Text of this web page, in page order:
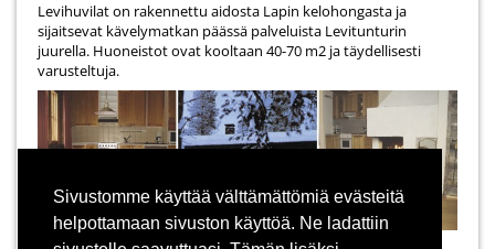
Sivustomme käyttää välttämättömiä evästeitä
helpottamaan sivuston käyttöä. Ne ladattiin
Levihuvilat on rakennettu aidosta Lapin kelohongasta ja
sijaitsevat kävelymatkan päässä palveluista Levitunturin
juurella. Huoneistot ovat kooltaan 40-70 m2 ja täydellisesti
varusteltuja.